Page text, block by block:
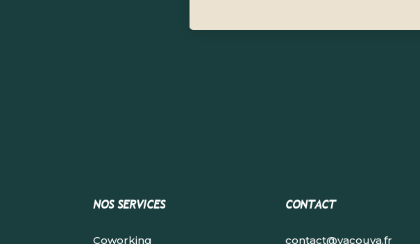
NOS SERVICES
Coworking
CONTACT
contact@vacouva.fr